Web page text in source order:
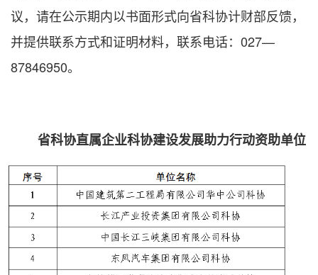
议，请在公示期内以书面形式向省科协计财部反馈，
并提供联系方式和证明材料，联系电话：027—
87846950。
省科协直属企业科协建设发展助力行动资助单位